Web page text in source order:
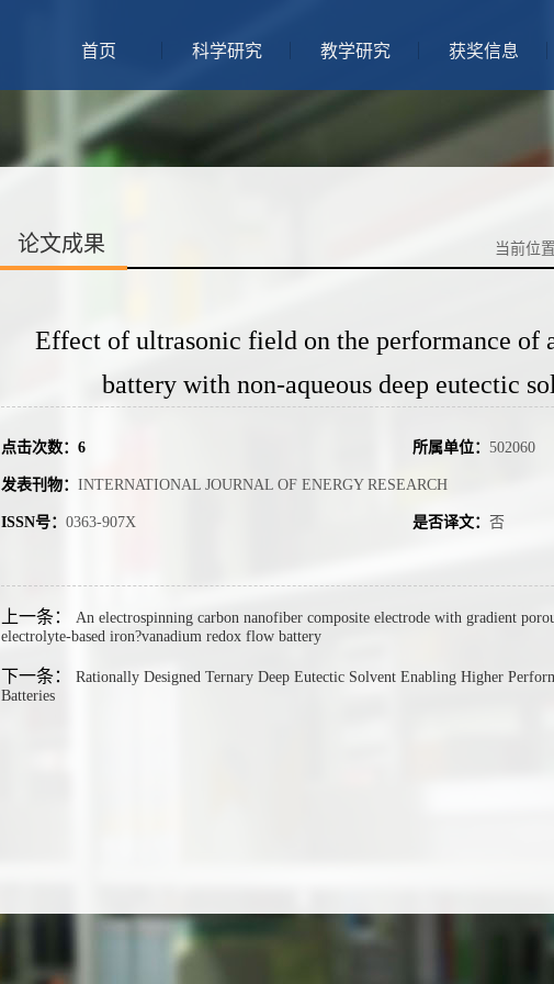
首页 科学研究 教学研究 获奖信息
论文成果 当前位
Effect of ultrasonic field on the performance of
battery with non-aqueous deep eutectic
点击次数： 6 所属单位： 502060
发表刊物： INTERNATIONAL JOURNAL OF ENERGY RESEARCH
ISSN号： 0363-907X 是否译文： 否
上一条：
An electrospinning carbon nanofiber composite electrode with gradient
electrolyte-based iron?vanadium redox flow battery
下一条：
Rationally Designed Ternary Deep Eutectic Solvent Enabling Higher
Batteries